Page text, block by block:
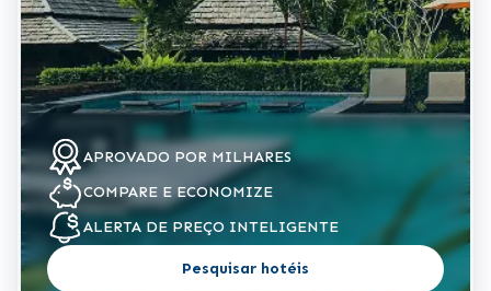
APROVADO POR MILHARES
COMPARE E ECONOMIZE
ALERTA DE PREÇO INTELIGENTE
Pesquisar hotéis